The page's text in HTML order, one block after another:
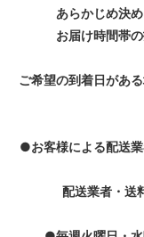
あらかじめ決
お届け時間帯
ご希望の到着日があ
●お客様による配送
配送業者・送